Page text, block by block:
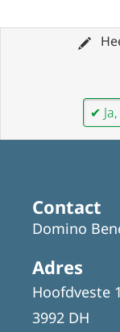
✔
Contact
Domino
Adres
Hoofdveste
3992 DH